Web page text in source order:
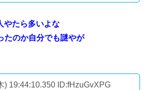
やたら多いよな
たのか自分でも謎やが
) 19:44:10.350 ID:fHzuGvXPG